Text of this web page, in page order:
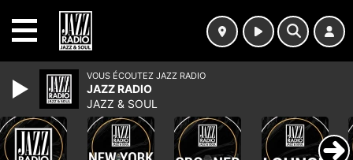
VOUS ÉCOUTEZ JAZZ RADIO
JAZZ RADIO
JAZZ & SOUL